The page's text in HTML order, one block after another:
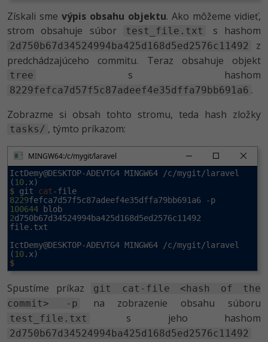
IctDemy@DESKTOP-ADEVTG4 MINGW64 /c/mygit/laravel
(10
$
Získali sme výpis obsahu objektu. Ako môžeme vidieť,
strom obsahuje súbor
test_file.txt s hashom
2d750b67d34524994ba425d168d5ed2576c11492
z
predchádzajúceho commitu. Teraz obsahuje objekt
tree s hashom
8229fefca7d57f5c87adeef4e35dffa79bb691a6 .
Zobrazme si obsah tohto stromu, teda hash zložky
tasks/ , týmto príkazom:
MINGW64:/c/mygit/laravel
IctDemy@DESKTOP-ADEVTG4 MINGW64 /c/mygit/laravel
( 10
$ git cat
8229
100644
2d750b67d34524994ba425d168d5ed2576c11492
file.txt
IctDemy@DESKTOP-ADEVTG4 MINGW64 /c/mygit/laravel
( 10
$
Spustíme príkaz
git cat-file <hash of the
commit> -p
na zobrazenie obsahu súboru
test_file.txt s jeho hashom
2d750b67d34524994ba425d168d5ed2576c11492